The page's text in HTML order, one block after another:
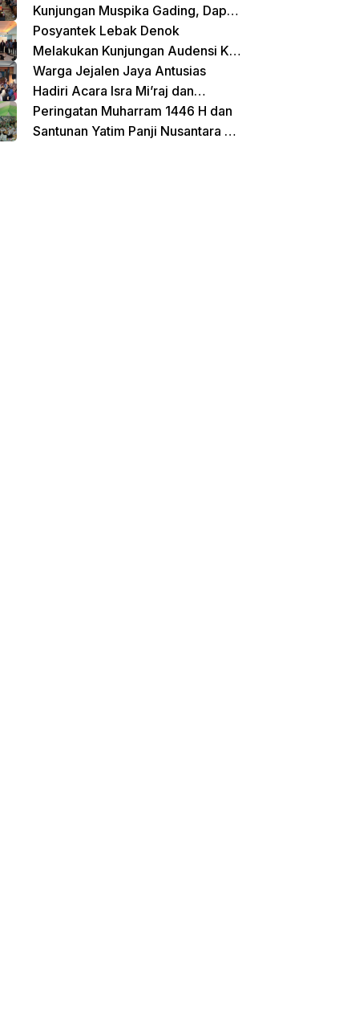
Kunjungan Muspika Gading, Dapat
Apresiasi atas Kontribusi Sosial
dan Keagamaan
Posyantek Lebak Denok
Melakukan Kunjungan Audensi Ke
Untirta Serang Banten
Warga Jejalen Jaya Antusias
Hadiri Acara Isra Mi’raj dan
Penutupan Pengajian Sebelum
Ramadhan
Peringatan Muharram 1446 H dan
Santunan Yatim Panji Nusantara di